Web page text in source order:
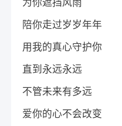
为你遮挡风雨
陪你走过岁岁年年
用我的真心守护你
直到永远永远
不管未来有多远
爱你的心不会改变